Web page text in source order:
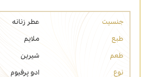
جنسیت
عطر زنانه
طبع
ملایم
طعم
شیرین
نوع
ادو پرفیوم